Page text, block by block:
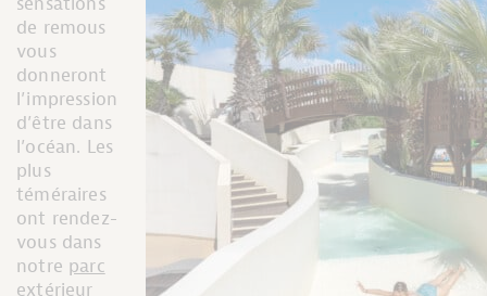
de remous
vous
donneront
l’impression
d’être dans
l’océan. Les
plus
téméraires
ont rendez-
vous dans
notre parc
extérieur